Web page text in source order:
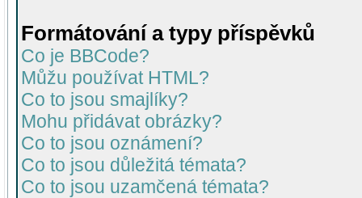
Formátování a typy příspěvků
Co je BBCode?
Můžu používat HTML?
Co to jsou smajlíky?
Mohu přidávat obrázky?
Co to jsou oznámení?
Co to jsou důležitá témata?
Co to jsou uzamčená témata?